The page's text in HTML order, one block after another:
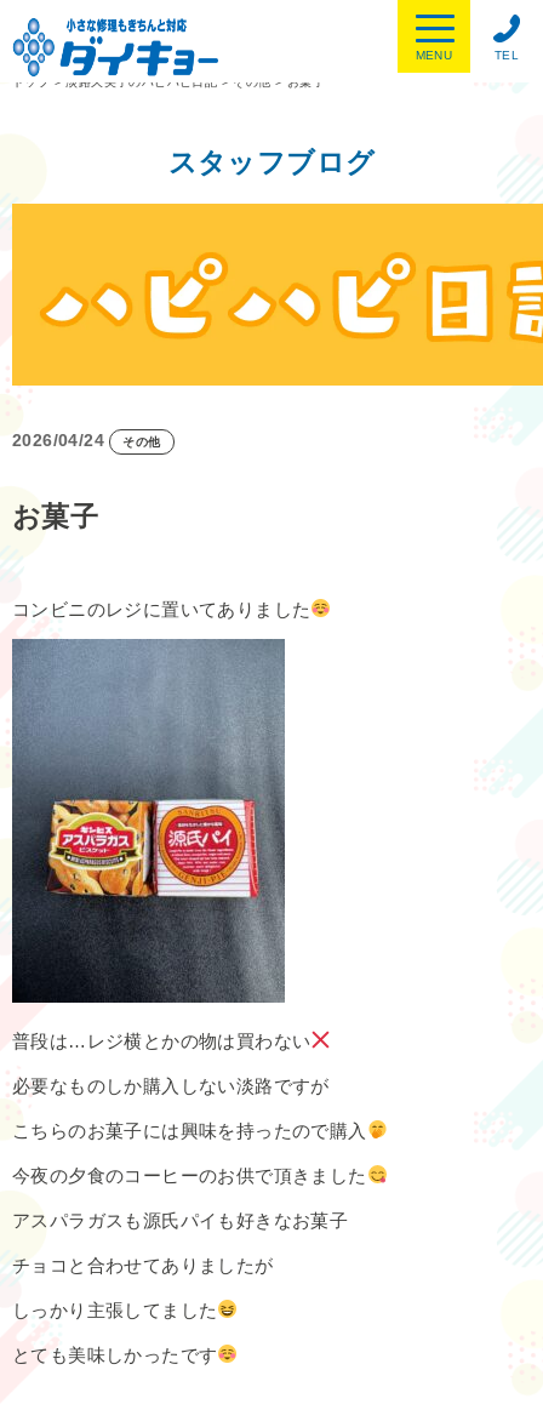
TEL
MENU
トップ
> 淡路久美子のハピハピ日記 > その他 > お菓子
スタッフブログ
2026/04/24 その他
お菓子
コンビニのレジに置いてありました
普段は…レジ横とかの物は買わない
必要なものしか購入しない淡路ですが
こちらのお菓子には興味を持ったので購入
今夜の夕食のコーヒーのお供で頂きました
アスパラガスも源氏パイも好きなお菓子
チョコと合わせてありましたが
しっかり主張してました
とても美味しかったです